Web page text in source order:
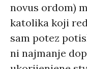
novus ordom)
katolika koji
sam potez
ni najmanje